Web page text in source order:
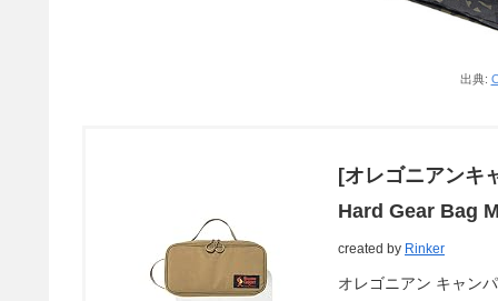
出典:
[オレゴニアンキ
Hard Gear Bag
created by Rinker
オレゴニアン キャン